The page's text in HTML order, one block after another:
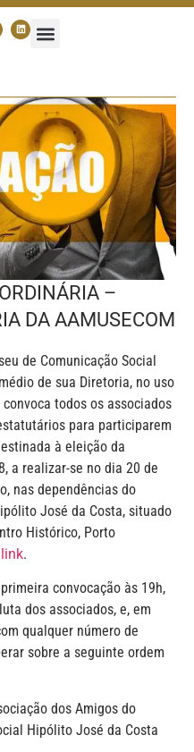
–
DA AAMUSECOM
de Comunicação Social
de sua Diretoria, no uso
todos os associados
para participarem
à eleição da
a realizar-se no dia 20 de
nas dependências do
José da Costa, situado
Histórico, Porto
link.
convocação às 19h,
dos associados, e, em
qualquer número de
sobre a seguinte ordem
dos Amigos do
Hipólito José da Costa